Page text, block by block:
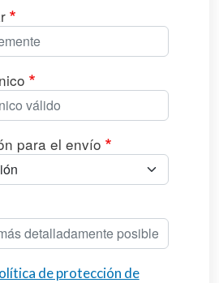
para el envío
de protección de